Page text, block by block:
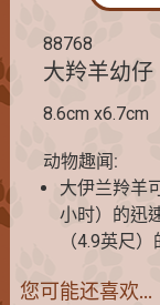
88768
大羚羊幼仔
8.6cm x6.7cm
动物趣闻:
大伊兰羚羊
小时）的迅
（4.9英尺）
您可能还喜欢…